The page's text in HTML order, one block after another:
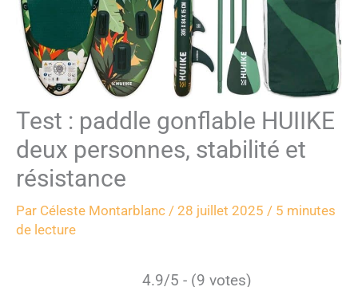
Test : paddle gonflable HUIIKE
deux personnes, stabilité et
résistance
Par Céleste Montarblanc / 28 juillet 2025 / 5 minutes
de lecture
4.9/5 - (9 votes)